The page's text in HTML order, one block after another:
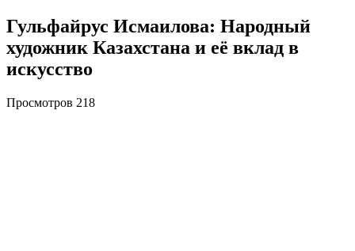
Гульфайрус Исмаилова: Народный
художник Казахстана и её вклад в
искусство
Просмотров 218